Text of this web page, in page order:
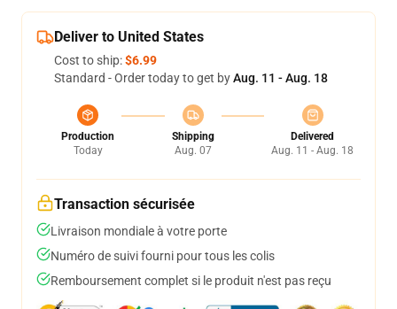
Deliver to United States
Cost to ship:$6.99
Standard - Order today to get byAug. 11 - Aug. 18
Production
Today
Shipping
Aug. 07
Delivered
Aug. 11 - Aug. 18
Transaction sécurisée
Livraison mondiale à votre porte
Numéro de suivi fourni pour tous les colis
Remboursement complet si le produit n'est pas reçu